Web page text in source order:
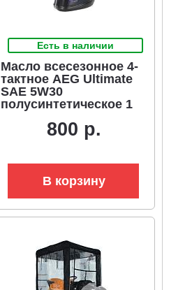
Есть в наличии
Масло всесезонное 4-
тактное AEG Ultimate
SAE 5W30
полусинтетическое 1
800 р.
В корзину